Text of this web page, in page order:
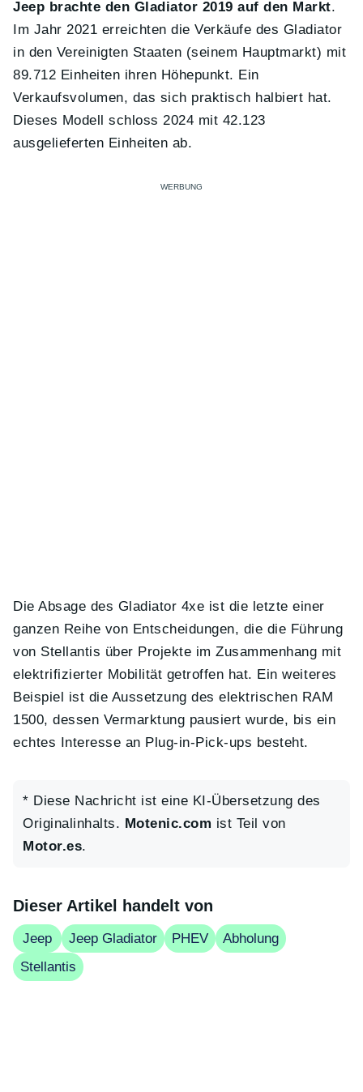
Jeep brachte den Gladiator 2019 auf den Markt.
Im Jahr 2021 erreichten die Verkäufe des Gladiator
in den Vereinigten Staaten (seinem Hauptmarkt) mit
89.712 Einheiten ihren Höhepunkt. Ein
Verkaufsvolumen, das sich praktisch halbiert hat.
Dieses Modell schloss 2024 mit 42.123
ausgelieferten Einheiten ab.
Die Absage des Gladiator 4xe ist die letzte einer
ganzen Reihe von Entscheidungen, die die Führung
von Stellantis über Projekte im Zusammenhang mit
elektrifizierter Mobilität getroffen hat. Ein weiteres
Beispiel ist die Aussetzung des elektrischen RAM
1500, dessen Vermarktung pausiert wurde, bis ein
echtes Interesse an Plug-in-Pick-ups besteht.
* Diese Nachricht ist eine KI-Übersetzung des
Originalinhalts. Motenic.com ist Teil von
Motor.es.
Dieser Artikel handelt von
Jeep Jeep Gladiator PHEV
Abholung
Stellantis